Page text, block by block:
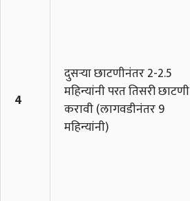
4
दुसऱ्या छाटणीनंतर 2-2.5
महिन्यांनी परत तिसरी छाटणी
करावी (लागवडीनंतर 9
महिन्यांनी)